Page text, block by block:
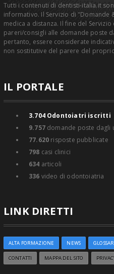
Tutti i contenuti di dentisti-italia.it
informativo. Il Servizio di "Domande
medica a distanza. Il fine del
pareri/consigli alle domande poste
pertanto, essere considerate
non sostitutive del parere del
IL PORTALE
3.704Odontoiatri iscritti
9.757domande poste dagli
77.620 risposte pubblicate
798 casi clinici
634 articoli
336 video di odontoiatria
LINK DIRETTI
ALTA FORMAZIONE NEWS
CONTATTI MAPPA DEL SITO